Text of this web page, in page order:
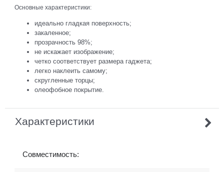
Основные характеристики:
идеально гладкая поверхность;
закаленное;
прозрачность 98%;
не искажает изображение;
четко соответствует размера гаджета;
легко наклеить самому;
скругленные торцы;
олеофобное покрытие.
Характеристики
Совместимость: